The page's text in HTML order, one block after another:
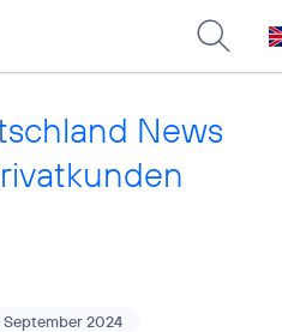
News
September 2024